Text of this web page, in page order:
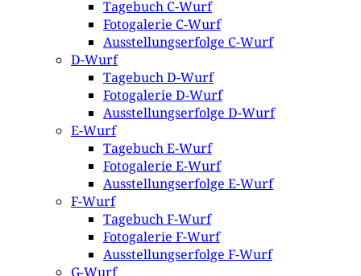
Tagebuch C-Wurf
Fotogalerie C-Wurf
Ausstellungserfolge C-Wurf
D-Wurf
Tagebuch D-Wurf
Fotogalerie D-Wurf
Ausstellungserfolge D-Wurf
E-Wurf
Tagebuch E-Wurf
Fotogalerie E-Wurf
Ausstellungserfolge E-Wurf
F-Wurf
Tagebuch F-Wurf
Fotogalerie F-Wurf
Ausstellungserfolge F-Wurf
G-Wurf